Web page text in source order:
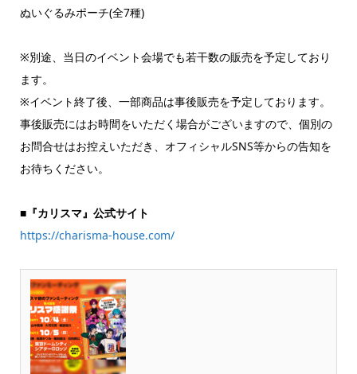
ぬいぐるみポーチ(全7種)
※別途、当日のイベント会場でも若干数の販売を予定しており
ます。
※イベント終了後、一部商品は事後販売を予定しております。
事後販売にはお時間をいただく場合がございますので、個別の
お問合せはお控えいただき、オフィシャルSNS等からの告知を
お待ちください。
■『カリスマ』公式サイト
https://charisma-house.com/